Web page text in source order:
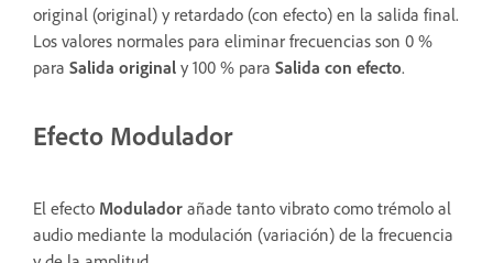
original (original) y retardado (con efecto) en la salida final.
Los valores normales para eliminar frecuencias son 0 %
para Salida original y 100 % para Salida con efecto.
Efecto Modulador
El efecto Modulador añade tanto vibrato como trémolo al
audio mediante la modulación (variación) de la frecuencia